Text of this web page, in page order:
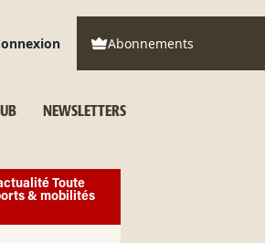
Abonnements
NEWSLETTERS
Toute
& mobilités